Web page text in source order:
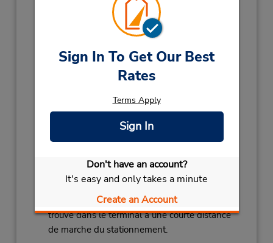
Sign In To Get Our Best
Rates
Terms Apply
Sign In
Don't have an account?
It's easy and only takes a minute
Create an Account
9:30 PM; Sat 8:00 AM - 4:00 PM
2027
NEW YEARS DAY
CORPUS CHRISTI December 26 08:00AM
- 04:00PM
December 25 closed
CHRISTMAS EVEDecember 24 08:00AM
Succursale avec boîte de dépôt des clés
Free pickup service available
Si vous arrivez, le comptoir de location se
trouve dans le terminal à une courte distance
de marche du stationnement.